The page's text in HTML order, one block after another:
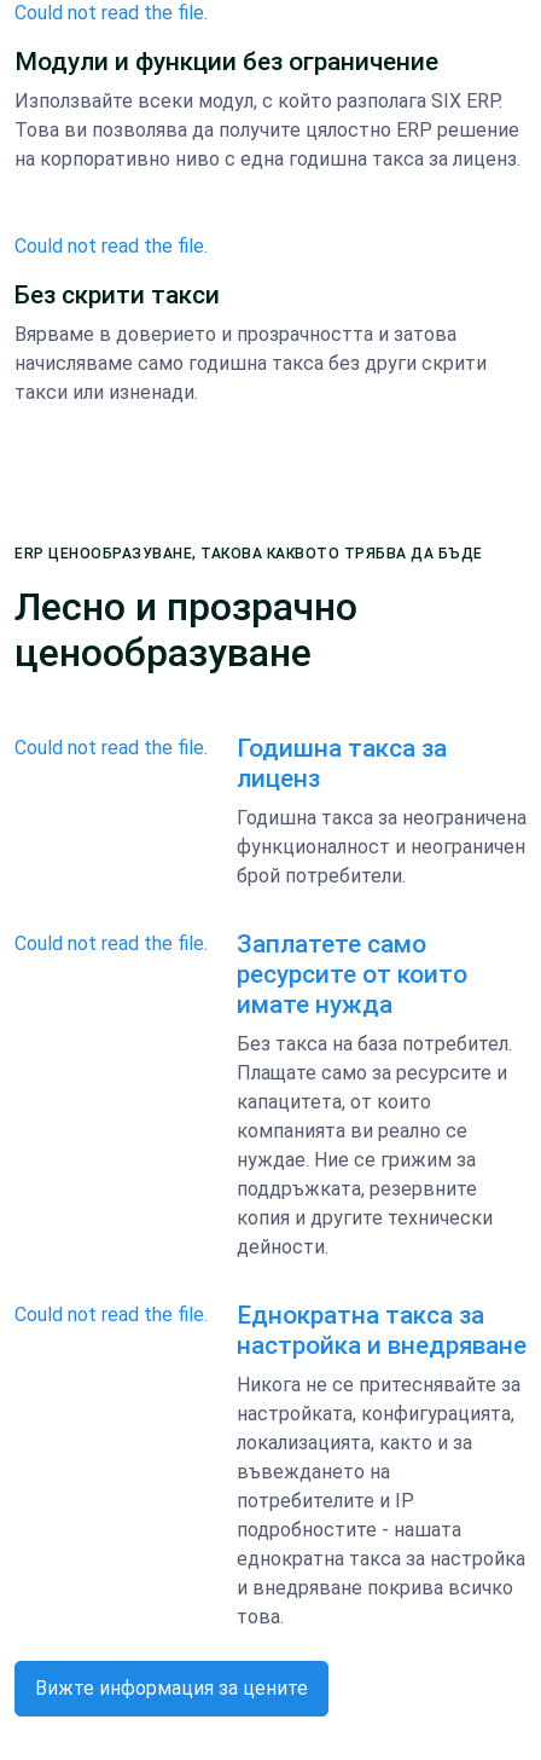
Could not read the file.
Модули и функции без ограничение
Използвайте всеки модул, с който разполага SIX ERP.
Това ви позволява да получите цялостно ERP решение
на корпоративно ниво с една годишна такса за лиценз.
Could not read the file.
Без скрити такси
Вярваме в доверието и прозрачността и затова
начисляваме само годишна такса без други скрити
такси или изненади.
ERP ЦЕНООБРАЗУВАНЕ, ТАКОВА КАКВОТО ТРЯБВА ДА БЪДЕ
Лесно и прозрачно
ценообразуване
Could not read the file.
Годишна такса за
лиценз
Годишна такса за неограничена
функционалност и неограничен
брой потребители.
Could not read the file.
Заплатете само
ресурсите от които
имате нужда
Без такса на база потребител.
Плащате само за ресурсите и
капацитета, от които
компанията ви реално се
нуждае. Ние се грижим за
поддръжката, резервните
копия и другите технически
дейности.
Could not read the file.
Еднократна такса за
настройка и внедряване
Никога не се притеснявайте за
настройката, конфигурацията,
локализацията, както и за
въвеждането на
потребителите и IP
подробностите - нашата
еднократна такса за настройка
и внедряване покрива всичко
това.
Вижте информация за цените